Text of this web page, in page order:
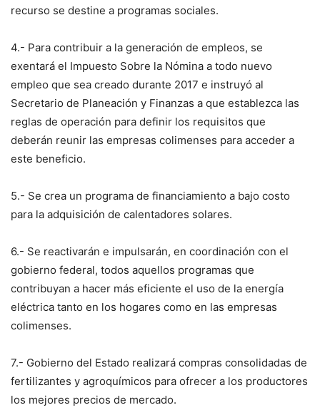
recurso se destine a programas sociales.
4.- Para contribuir a la generación de empleos, se
exentará el Impuesto Sobre la Nómina a todo nuevo
empleo que sea creado durante 2017 e instruyó al
Secretario de Planeación y Finanzas a que establezca las
reglas de operación para definir los requisitos que
deberán reunir las empresas colimenses para acceder a
este beneficio.
5.- Se crea un programa de financiamiento a bajo costo
para la adquisición de calentadores solares.
6.- Se reactivarán e impulsarán, en coordinación con el
gobierno federal, todos aquellos programas que
contribuyan a hacer más eficiente el uso de la energía
eléctrica tanto en los hogares como en las empresas
colimenses.
7.- Gobierno del Estado realizará compras consolidadas de
fertilizantes y agroquímicos para ofrecer a los productores
los mejores precios de mercado.